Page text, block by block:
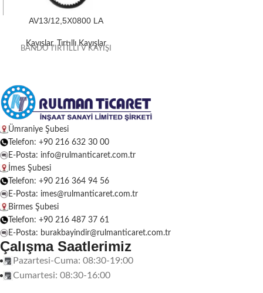
AV13/12,5X0800 LA
Kayışlar,Tırtıllı Kayışlar
BANDO TIRTILLI V KAYIŞI
Ümraniye Şubesi
Telefon: +90 216 632 30 00
E-Posta: info@rulmanticaret.com.tr
İmes Şubesi
Telefon: +90 216 364 94 56
E-Posta: imes@rulmanticaret.com.tr
Birmes Şubesi
Telefon: +90 216 487 37 61
E-Posta: burakbayindir@rulmanticaret.com.tr
Çalışma Saatlerimiz
Pazartesi-Cuma: 08:30-19:00
Cumartesi: 08:30-16:00